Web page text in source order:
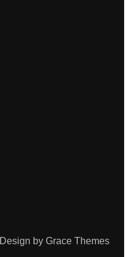
Design by Grace Themes